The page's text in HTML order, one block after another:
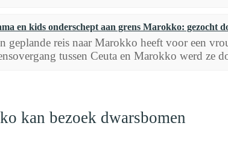
en kids onderschept aan grens Marokko: gezocht
geplande reis naar Marokko heeft voor een
tussen Ceuta en Marokko werd ze
kan bezoek dwarsbomen